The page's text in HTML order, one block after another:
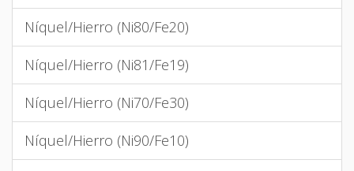
Níquel/Hierro (Ni80/Fe20)
Níquel/Hierro (Ni81/Fe19)
Níquel/Hierro (Ni70/Fe30)
Níquel/Hierro (Ni90/Fe10)